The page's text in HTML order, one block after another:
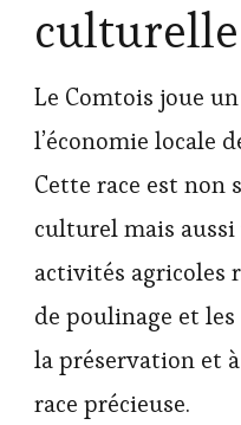
culturelle
Le Comtois joue
l’économie locale
Cette race est non
culturel mais
activités agricoles
de poulinage et
la préservation et
race précieuse.